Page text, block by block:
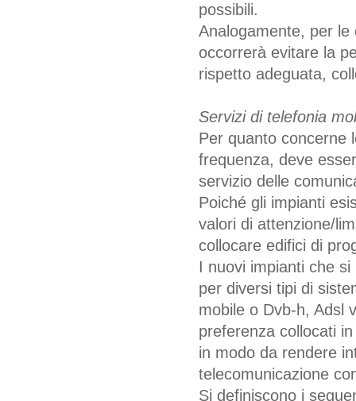
possibili.
Analogamente, per
occorrerà evitare la
rispetto adeguata,
Servizi di telefonia
Per quanto concerne
frequenza, deve
servizio delle
Poiché gli impianti
valori di attenzione/
collocare edifici di
I nuovi impianti che
per diversi tipi di
mobile o Dvb-h, Adsl
preferenza collocati
in modo da rendere
telecomunicazione
Si definiscono i